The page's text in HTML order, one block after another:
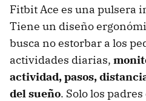
Fitbit Ace es una pulsera
Tiene un diseño
busca no estorbar a los
actividades diarias,
actividad, pasos,
del sueño. Solo los